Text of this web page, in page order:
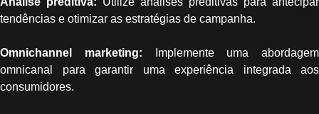
tendências e otimizar as estratégias de campanha.
Omnichannel marketing: Implemente uma abordagem
omnicanal para garantir uma experiência integrada aos
consumidores.